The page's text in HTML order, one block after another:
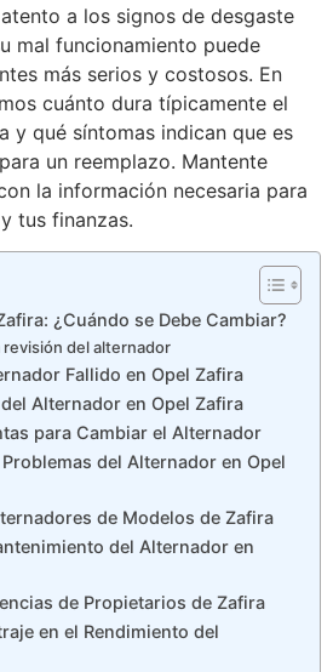
a los signos de desgaste
mal funcionamiento puede
más serios y costosos. En
cuánto dura típicamente el
y qué síntomas indican que es
un reemplazo. Mantente
la información necesaria para
tus finanzas.
¿Cuándo se Debe Cambiar?
revisión del alternador
Fallido en Opel Zafira
Alternador en Opel Zafira
para Cambiar el Alternador
del Alternador en Opel
de Modelos de Zafira
del Alternador en
de Propietarios de Zafira
en el Rendimiento del